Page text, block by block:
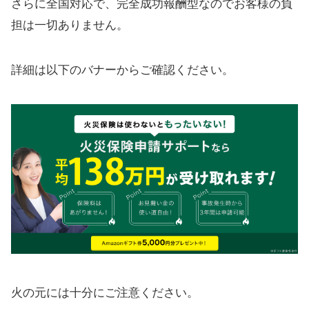
さらに全国対応で、完全成功報酬型なのでお客様の負
担は一切ありません。
詳細は以下のバナーからご確認ください。
火の元には十分にご注意ください。